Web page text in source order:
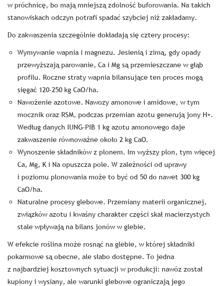
w próchnicę, bo mają mniejszą zdolność buforowania. Na takich
stanowiskach odczyn potrafi spadać szybciej niż zakładamy.
Do zakwaszenia szczególnie dokładają się cztery procesy:
Wymywanie wapnia i magnezu. Jesienią i zimą, gdy opady
przewyższają parowanie, Ca i Mg są przemieszczane w głąb
profilu. Roczne straty wapnia bilansujące ten proces mogą
sięgać 120-250 kg CaO/ha.
Nawożenie azotowe. Nawozy amonowe i amidowe, w tym
mocznik oraz RSM, podczas przemian azotu generują jony H+.
Według danych IUNG-PIB 1 kg azotu amonowego daje
zakwaszenie równoważne około 2 kg CaO.
Wynoszenie składników z plonem. Im wyższy plon, tym więcej
Ca, Mg, K i Na opuszcza pole. W zależności od uprawy
i poziomu plonowania może to być od 50 do nawet 300 kg
CaO/ha.
Naturalne procesy glebowe. Przemiany materii organicznej,
związków azotu i kwaśny charakter części skał macierzystych
stale wpływają na bilans jonów w glebie.
W efekcie roślina może rosnąć na glebie, w której składniki
pokarmowe są obecne, ale słabo dostępne. To jedna
z najbardziej kosztownych sytuacji w produkcji: nawóz został
kupiony i wysiany, ale warunki glebowe ograniczają jego